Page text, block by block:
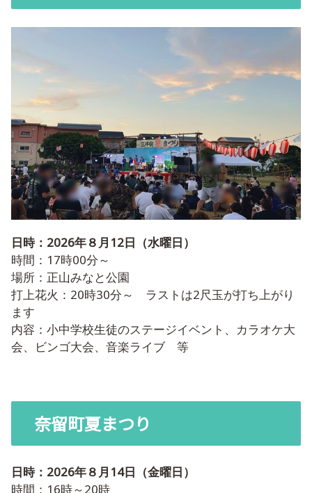
日時：2026年８月12日（水曜日）
時間：17時00分～
場所：正山みなと公園
打上花火：20時30分～ ラストは2尺玉が打ち上がり
ます
内容：小中学校生徒のステージイベント、カラオケ大
会、ビンゴ大会、音楽ライブ 等
奈留町夏まつり
日時：2026年８月14日（金曜日）
時間：16時～20時